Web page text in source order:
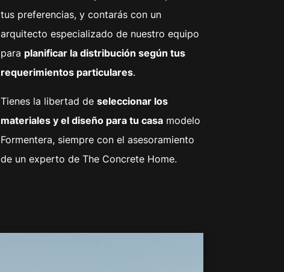
tus preferencias, y contarás con un
arquitecto especializado de nuestro equipo
para planificar la distribución según tus
requerimientos particulares.
Tienes la libertad de seleccionar los
materiales y el diseño para tu casamodelo
Formentera, siempre con el asesoramiento
de un experto de The Concrete Home.